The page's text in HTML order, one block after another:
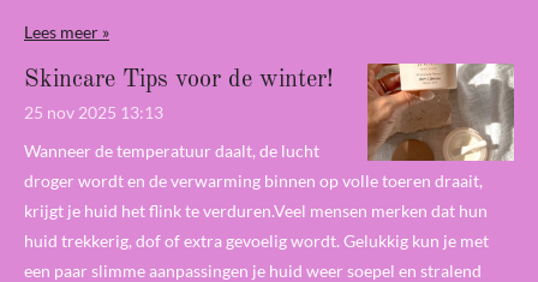
Lees meer »
Skincare Tips voor de winter!
25 nov 2025 13:13
Wanneer de temperatuur daalt, de lucht
droger wordt en de verwarming binnen op volle toeren draait,
krijgt je huid het flink te verduren.Veel mensen merken dat hun
huid trekkerig, dof of extra gevoelig wordt. Gelukkig kun je met
een paar slimme aanpassingen je huid weer soepel en stralend